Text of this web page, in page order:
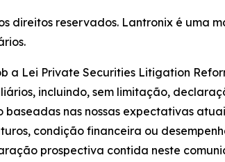
direitos reservados. Lantronix é uma
a Lei Private Securities Litigation
incluindo, sem limitação,
nas nossas expectativas
condição financeira ou
prospectiva contida neste